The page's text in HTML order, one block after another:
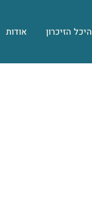
היכל הזיכרון אודות